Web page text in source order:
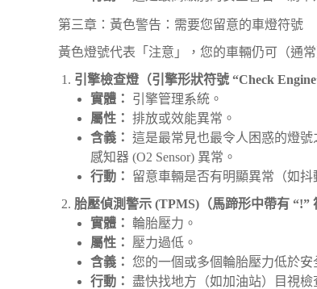
第三章：黃色警告：需要您留意的車燈符號
黃色燈號代表「注意」，您的車輛仍可（通
引擎檢查燈（引擎形狀符號 “Check
實體：
引擎管理系統。
屬性： 排放或效能異常。
含義： 這是最常見也最令人困惑的燈
感知器 (O2 Sensor) 異常。
行動：
留意車輛是否有明顯異常（如
胎壓偵測警示 (TPMS)（馬蹄形中帶有 “!”
實體： 輪胎壓力。
屬性：
壓力過低。
含義： 您的一個或多個輪胎壓力低於安
行動： 盡快找地方（如加油站）目視